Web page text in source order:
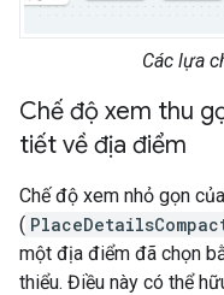
Các lựa
Chế độ xem thu
tiết về địa điểm
Chế độ xem nhỏ gọn
(
một địa điểm đã chọn
thiểu. Điều này có thể